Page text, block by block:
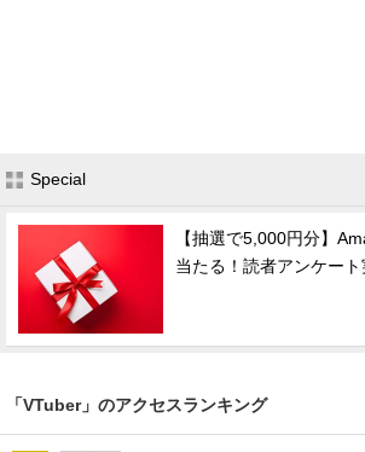
Special
【抽選で5,000円分】
当たる！読者アンケート
「VTuber」のアクセスランキング